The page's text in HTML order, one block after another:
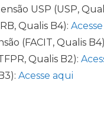
USP (USP,
Qualis B4):
(FACIT, Qualis B4)
Qualis B2):
Acesse aqui